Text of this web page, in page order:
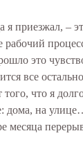
я приезжал, –
рабочий
это
все
что я
дома, на
месяца